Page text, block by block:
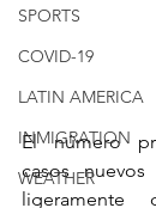
SPORTS
COVID-19
LATIN AMERICA
INMIGRATION
WEATHER
El número
casos